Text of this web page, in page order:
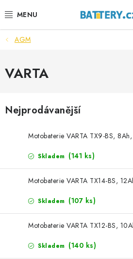
na
VÝHODNÉ SETY
SLUŽBY
MOTOBATERIE
STANIČNÍ BATERIE
LITHIOVÉ BATERIE
AGM
VARTA
Nejprodávanější
Motobaterie VARTA TX9-BS,
Skladem (141 ks)
Motobaterie VARTA TX14-BS,
Skladem (107 ks)
Motobaterie VARTA TX12-BS,
Skladem (140 ks)